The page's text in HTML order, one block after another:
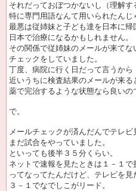
それだっておぼつかないし（理解す
特に専門用語なんて用いられたんじ
最悪は従姉妹と子ども達を日本に帰
日本で治療になるかもしれません。
その関係で従姉妹のメールが来てな
チェックをしていました。
丁度、病院に行く日だって言うから
近いうちに検査結果のメールが来る
薬で完治するような状態なら良いの
で。
メールチェックが済んだんでテレビ
まだ試合をやっていました。
といっても後半３５分くらい。
ネットで速報を見たときは１－１で
ってなってたんだけど、テレビを見
３－１でなでしこがリード。